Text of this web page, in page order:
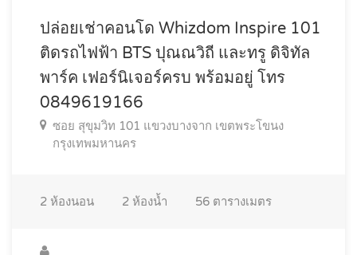
ปล่อยเช่าคอนโด Whizdom Inspire 101
ติดรถไฟฟ้า BTS ปุณณวิถี และทรู ดิจิทัล
พาร์ค เฟอร์นิเจอร์ครบ พร้อมอยู่ โทร
0849619166
ซอย สุขุมวิท 101 แขวงบางจาก เขตพระโขนง
กรุงเทพมหานคร
2 ห้องนอน 2 ห้องน้ำ 56 ตารางเมตร